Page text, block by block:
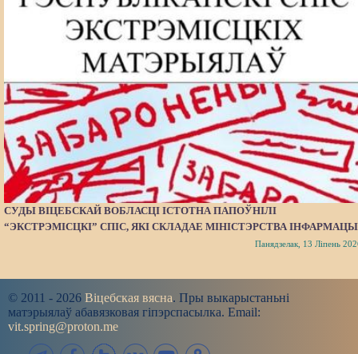
СУДЫ ВІЦЕБСКАЙ ВОБЛАСЦІ ІСТОТНА ПАПОЎНІЛІ
“ЭКСТРЭМІСЦКІ” СПІС, ЯКІ СКЛАДАЕ МІНІСТЭРСТВА
Панядзелак, 13 Ліпень
© 2011 - 2026 Віцебская вясна. Пры выкарыстаньні
матэрыялаў абавязковая гіпэрспасылка. Email:
vit.spring@proton.me